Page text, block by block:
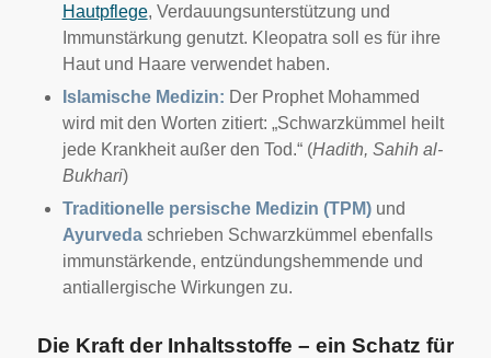
Hautpflege, Verdauungsunterstützung und
Immunstärkung genutzt. Kleopatra soll es für ihre
Haut und Haare verwendet haben.
Islamische Medizin: Der Prophet Mohammed
wird mit den Worten zitiert: „Schwarzkümmel heilt
jede Krankheit außer den Tod.“ (Hadith, Sahih al-
Bukhari)
Traditionelle persische Medizin (TPM)und
Ayurvedaschrieben Schwarzkümmel ebenfalls
immunstärkende, entzündungshemmende und
antiallergische Wirkungen zu.
Die Kraft der Inhaltsstoffe – ein Schatz für